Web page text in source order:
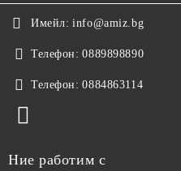
Имейл: info@amiz.bg
Телефон: 0889898890
Телефон: 0884863114
Ние работим с